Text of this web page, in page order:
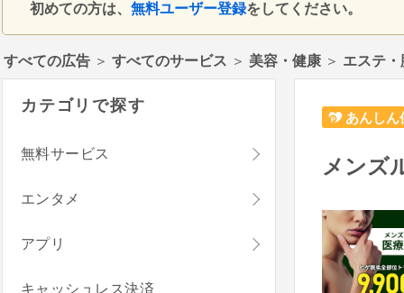
初めての方は、 無料ユーザー登録をしてください。
すべての広告 ＞ すべてのサービス ＞ 美容・健康 ＞ エステ
あんしん
メンズ
カテゴリで探す
無料サービス
エンタメ
アプリ
キャッシュレス決済